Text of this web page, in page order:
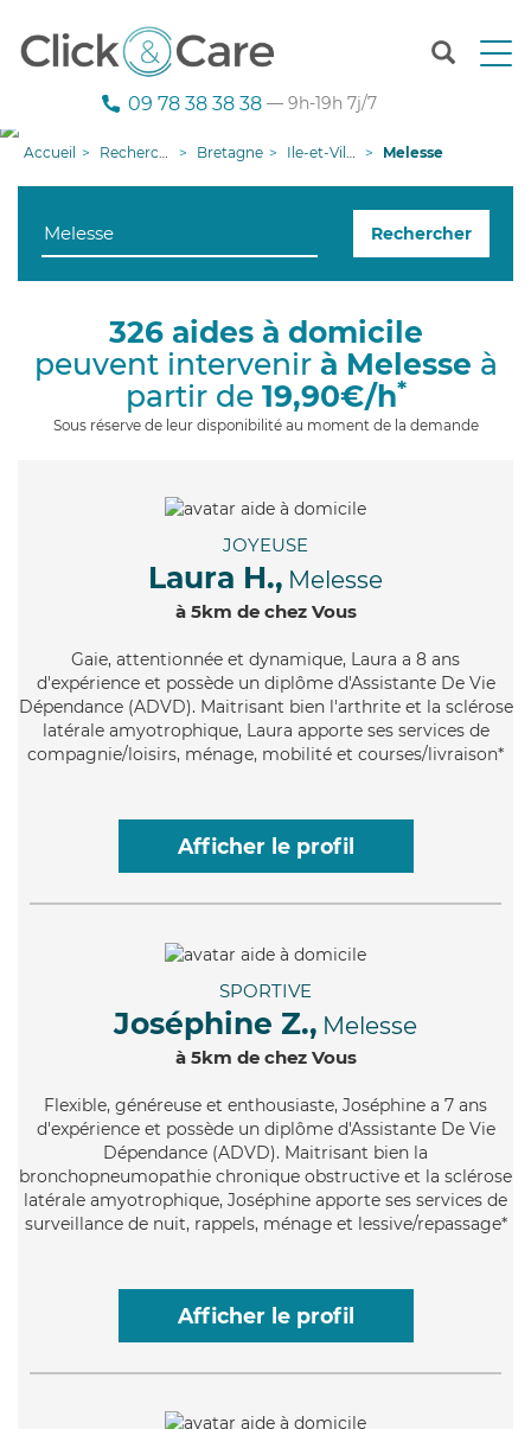
T
n
g
i
09 78 38 38 38 — 9h-19h 7j/7
Accueil Recherche aide à domicile Bretagne Ile-et-Vilaine Melesse
Rechercher
326 aides à domicile
peuvent intervenir à Melesse à
partir de 19,90€/h*
Sous réserve de leur disponibilité au moment de la demande
JOYEUSE
Laura H., Melesse
à 5km de chez Vous
Gaie, attentionnée et dynamique, Laura a 8 ans
d'expérience et possède un diplôme d'Assistante De Vie
Dépendance (ADVD). Maitrisant bien l'arthrite et la sclérose
latérale amyotrophique, Laura apporte ses services de
compagnie/loisirs, ménage, mobilité et courses/livraison*
Afficher le profil
SPORTIVE
Joséphine Z., Melesse
à 5km de chez Vous
Flexible, généreuse et enthousiaste, Joséphine a 7 ans
d'expérience et possède un diplôme d'Assistante De Vie
Dépendance (ADVD). Maitrisant bien la
bronchopneumopathie chronique obstructive et la sclérose
latérale amyotrophique, Joséphine apporte ses services de
surveillance de nuit, rappels, ménage et lessive/repassage*
Afficher le profil